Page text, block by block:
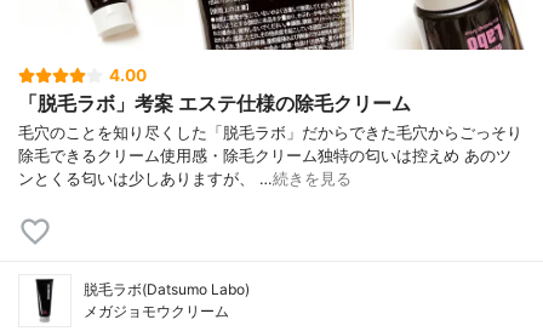
4.00
「脱毛ラボ」考案 エステ仕様の除毛クリーム
毛穴のことを知り尽くした「脱毛ラボ」だからできた毛穴からごっそり
除毛できるクリーム使用感・除毛クリーム独特の匂いは控えめ あのツ
ンとくる匂いは少しありますが、 …続きを見る
脱毛ラボ(Datsumo Labo)
メガジョモウクリーム